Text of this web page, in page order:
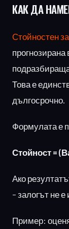
КАК ДА
Стойностен
прогнозирана
Това е
дългосрочно.
Формулата е
Стойност =
Ако
– залогът не
Пример: